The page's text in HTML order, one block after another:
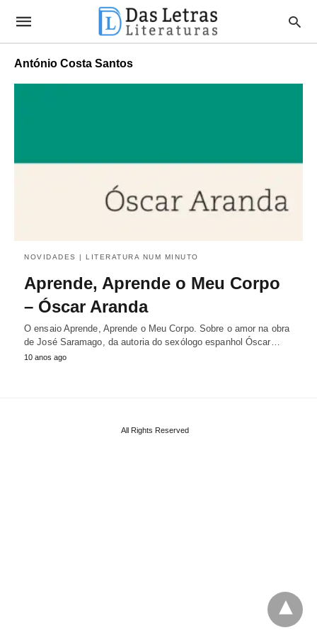
António Costa Santos
NOVIDADES | LITERATURA NUM MINUTO
Aprende, Aprende o Meu Corpo
– Óscar Aranda
O ensaio Aprende, Aprende o Meu Corpo. Sobre o amor na obra
de José Saramago, da autoria do sexólogo espanhol Óscar…
10 anos ago
All Rights Reserved